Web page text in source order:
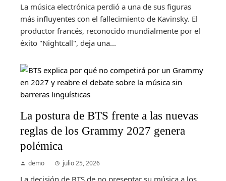
La música electrónica perdió a una de sus figuras
más influyentes con el fallecimiento de Kavinsky. El
productor francés, reconocido mundialmente por el
éxito "Nightcall", deja una...
La postura de BTS frente a las nuevas
reglas de los Grammy 2027 genera
polémica
demo julio 25, 2026
La decisión de BTS de no presentar su música a los